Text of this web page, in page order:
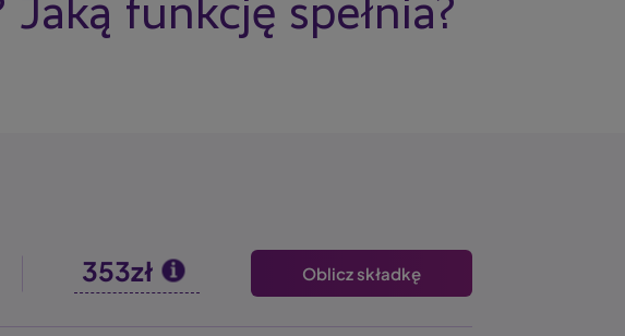
funkcję spełnia?
353zł Oblicz składkę